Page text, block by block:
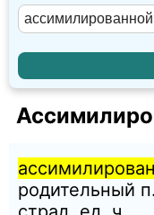
родительный